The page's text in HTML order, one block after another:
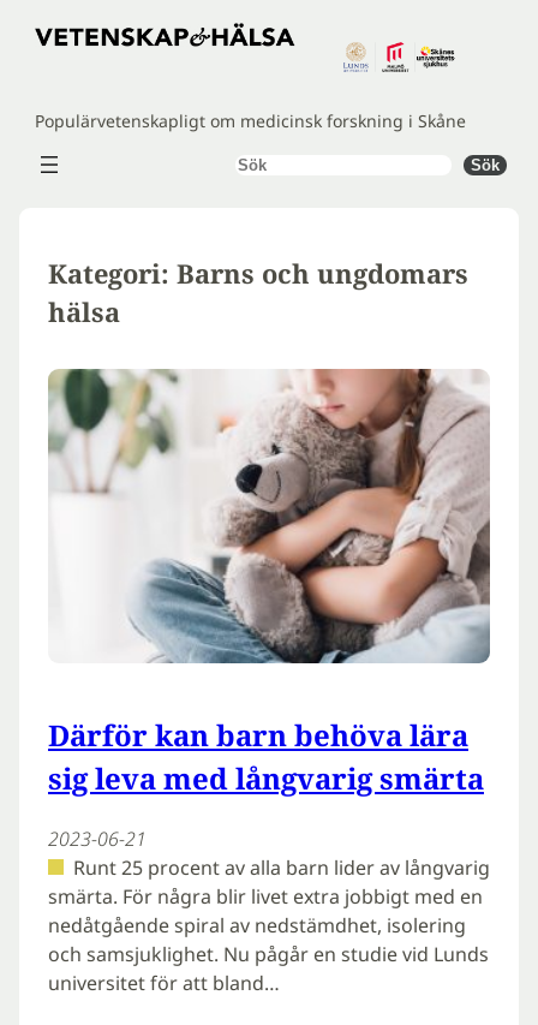
Hoppa
Populärvetenskapligt om medicinsk forskning i Skåne
Sök Sök
Kategori: Barns och ungdomars
hälsa
Därför kan barn behöva lära
sig leva med långvarig smärta
2023-06-21
Runt 25 procent av alla barn lider av långvarig
smärta. För några blir livet extra jobbigt med en
nedåtgående spiral av nedstämdhet, isolering
och samsjuklighet. Nu pågår en studie vid Lunds
universitet för att bland…